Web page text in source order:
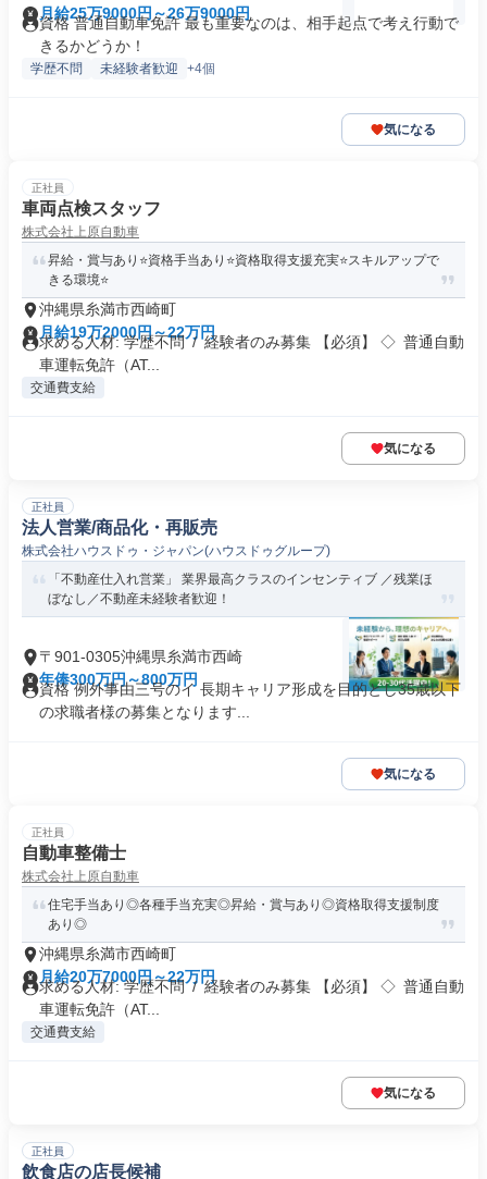
月給25万9000円～26万9000円
資格 普通自動車免許 最も重要なのは、相手起点で考え行動で
きるかどうか！
学歴不問 未経験者歓迎 +4個
気になる
正社員
車両点検スタッフ
株式会社上原自動車
昇給・賞与あり⭐資格手当あり⭐資格取得支援充実⭐スキルアップで
きる環境⭐
沖縄県糸満市西崎町
月給19万2000円～22万円
求める人材: 学歴不問 / 経験者のみ募集 【必須】 ◇ 普通自動
車運転免許（AT...
交通費支給
気になる
正社員
法人営業/商品化・再販売
株式会社ハウスドゥ・ジャパン(ハウスドゥグループ)
「不動産仕入れ営業」 業界最高クラスのインセンティブ ／残業ほ
ぼなし／不動産未経験者歓迎！
〒901-0305沖縄県糸満市西崎
年俸300万円～800万円
資格 例外事由三号のイ 長期キャリア形成を目的とし35歳以下
の求職者様の募集となります...
気になる
正社員
自動車整備士
株式会社上原自動車
住宅手当あり◎各種手当充実◎昇給・賞与あり◎資格取得支援制度
あり◎
沖縄県糸満市西崎町
月給20万7000円～22万円
求める人材: 学歴不問 / 経験者のみ募集 【必須】 ◇ 普通自動
車運転免許（AT...
交通費支給
気になる
正社員
飲食店の店長候補